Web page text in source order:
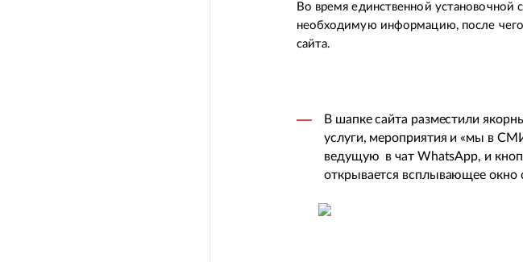
Во время единственной
необходимую информацию, после чего
сайта.
В шапке сайта разместили
услуги, мероприятия и «мы в
ведущую в чат WhatsApp, и
открывается всплывающее окно